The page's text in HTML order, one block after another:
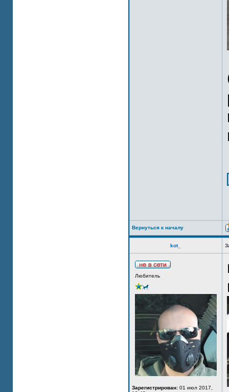
Вернуться к началу
kot_
Любитель
Зарегистрирован: 01 июл 2017,